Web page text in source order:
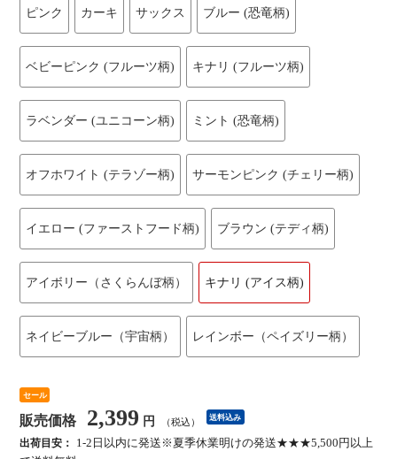
ピンク カーキ サックス ブルー (恐竜柄)
ベビーピンク (フルーツ柄) キナリ (フルーツ柄)
ラベンダー (ユニコーン柄) ミント (恐竜柄)
オフホワイト (テラゾー柄) サーモンピンク (チェリー柄)
イエロー (ファーストフード柄) ブラウン (テディ柄)
アイボリー（さくらんぼ柄） キナリ (アイス柄)
ネイビーブルー（宇宙柄） レインボー（ペイズリー柄）
セール
販売価格 2,399 円 （税込） 送料込み
出荷目安：
1-2日以内に発送※夏季休業明けの発送★★★5,500円以上